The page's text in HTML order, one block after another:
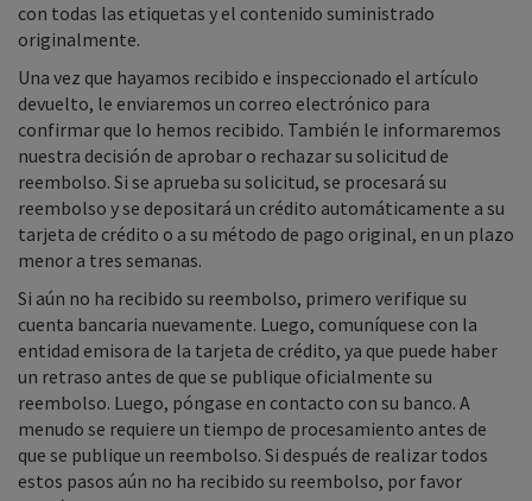
con todas las etiquetas y el contenido suministrado
originalmente.
Una vez que hayamos recibido e inspeccionado el artículo
devuelto, le enviaremos un correo electrónico para
confirmar que lo hemos recibido. También le informaremos
nuestra decisión de aprobar o rechazar su solicitud de
reembolso. Si se aprueba su solicitud, se procesará su
reembolso y se depositará un crédito automáticamente a su
tarjeta de crédito o a su método de pago original, en un plazo
menor a tres semanas.
Si aún no ha recibido su reembolso, primero verifique su
cuenta bancaria nuevamente. Luego, comuníquese con la
entidad emisora de la tarjeta de crédito, ya que puede haber
un retraso antes de que se publique oficialmente su
reembolso. Luego, póngase en contacto con su banco. A
menudo se requiere un tiempo de procesamiento antes de
que se publique un reembolso. Si después de realizar todos
estos pasos aún no ha recibido su reembolso, por favor